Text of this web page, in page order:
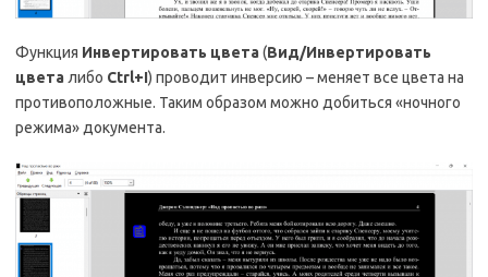
Функция Инвертировать цвета(Вид/Инвертировать
цветалибо Ctrl+I) проводит инверсию – меняет все цвета на
противоположные. Таким образом можно добиться «ночного
режима» документа.